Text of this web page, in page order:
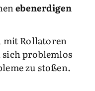
ebenerdigen
mit Rollatoren
problemlos
zu stoßen.